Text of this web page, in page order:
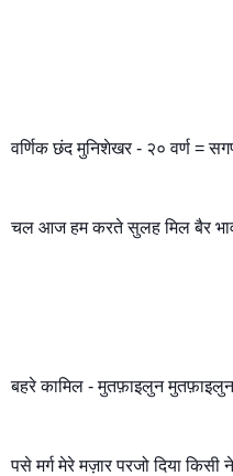
वर्णिक छंद मुनिशेखर - २० वर्ण =
चल आज हम करते सुलह मिल बैर
बहरे कामिल - मुतफ़ाइलुन
पसे मर्ग मेरे मज़ार परजो दिया किसी